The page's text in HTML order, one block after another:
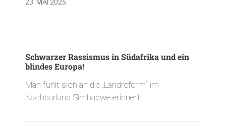
23. MAI 2025
Schwarzer Rassismus in Südafrika und ein
blindes Europa!
Man fühlt sich an die „Landreform“ im
Nachbarland Simbabwe erinnert.